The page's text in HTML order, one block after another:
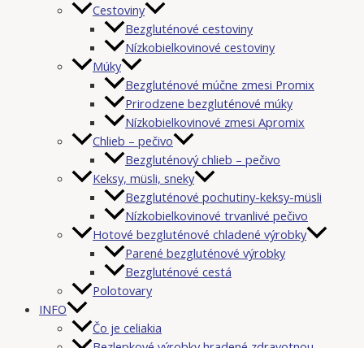
Cestoviny
Bezgluténové cestoviny
Nízkobielkovinové cestoviny
Múky
Bezgluténové múčne zmesi Promix
Prirodzene bezgluténové múky
Nízkobielkovinové zmesi Apromix
Chlieb – pečivo
Bezgluténový chlieb – pečivo
Keksy, müsli, sneky
Bezgluténové pochutiny-keksy-müsli
Nízkobielkovinové trvanlivé pečivo
Hotové bezgluténové chladené výrobky
Parené bezgluténové výrobky
Bezgluténové cestá
Polotovary
INFO
Čo je celiakia